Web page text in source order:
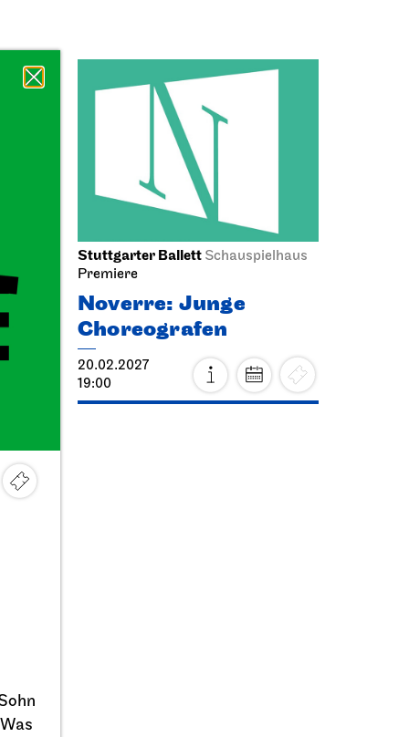
Stuttgarter Ballett Schauspielhaus
Premiere
Noverre: Junge
Choreografen
20.02.2027
19:00